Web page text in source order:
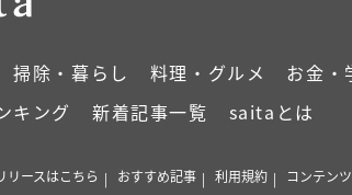
掃除・暮らし 料理・グルメ お金・
キング 新着記事一覧 saitaとは
リースはこちら おすすめ記事 利用規約 コンテン